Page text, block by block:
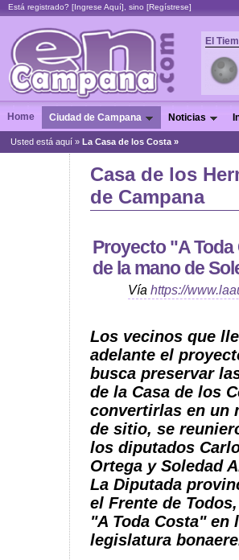
Está registrado? [Ingrese Aquí], sino [Regístrese]
El
Home Ciudad de Campana Noticias
Usted está aquí » La Casa de los Costa »
Casa de los
de Campana
Proyecto "A
de la mano de
Vía https://
Los vecinos que
adelante el
busca preservar
de la Casa de los
convertirlas en un
de sitio, se
los diputados
Ortega y Soledad
La Diputada
el Frente de
"A Toda Costa" en
legislatura